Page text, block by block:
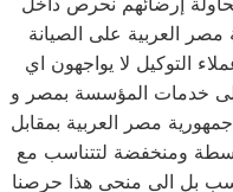
العربية على الصيانة
التوكيل لا يواجهون اي
خدمات المؤسسة بمصر و
مصر العربية بمقابل
ومنخفضة لتتناسب مع
بل الى منحى هذا حرصنا